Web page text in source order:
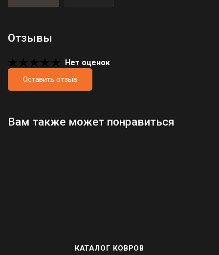
Отзывы
Нет оценок
Оставить отзыв
Загрузка отзывов...
Вам также может понравиться
КАТАЛОГ КОВРОВ